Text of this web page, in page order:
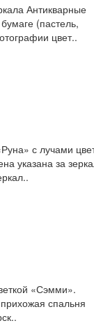
Антикварные
(пастель,
цвет..
с лучами
указана за
«Сэмми».
спальня